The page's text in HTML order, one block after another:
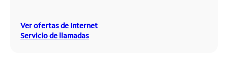
Ver ofertas de Internet
Servicio de llamadas